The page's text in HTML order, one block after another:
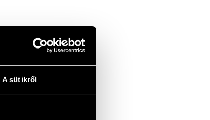
A sütikről